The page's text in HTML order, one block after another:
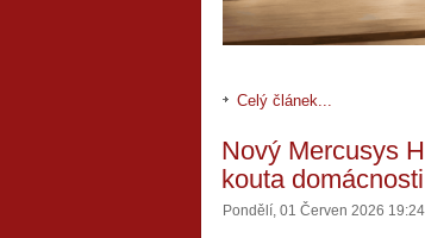
Celý článek...
Nový Mercusys
kouta domácnosti
Pondělí, 01 Červen 2026 19:24